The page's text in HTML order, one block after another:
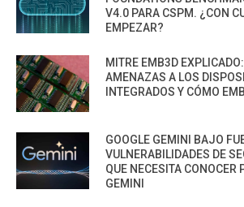
V4.0 PARA CSPM. ¿CON
EMPEZAR?
MITRE EMB3D
AMENAZAS A LOS
INTEGRADOS Y CÓMO
GOOGLE GEMINI BAJO
VULNERABILIDADES DE
QUE NECESITA CONOCER
GEMINI